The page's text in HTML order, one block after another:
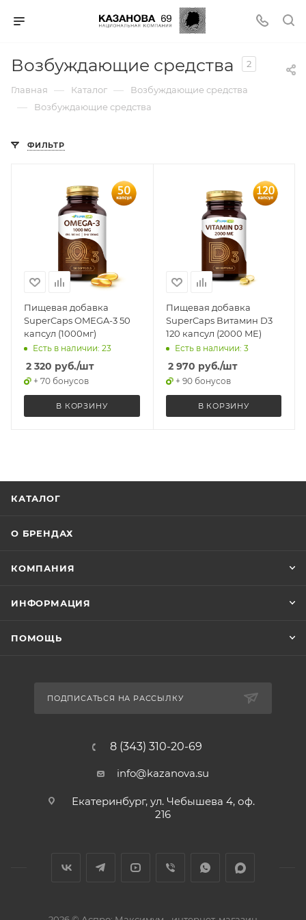
Возбуждающие средства 2
Главная — Каталог — Возбуждающие средства
— Возбуждающие средства
ФИЛЬТР
Пищевая добавка
SuperCaps OMEGA-3 50
капсул (1000мг)
Есть в наличии: 23
2 320 руб./шт
+ 70 бонусов
В КОРЗИНУ
Пищевая добавка
SuperCaps Витамин D3
120 капсул (2000 ME)
Есть в наличии: 3
2 970 руб./шт
+ 90 бонусов
В КОРЗИНУ
КАТАЛОГ
О БРЕНДАХ
КОМПАНИЯ
ИНФОРМАЦИЯ
ПОМОЩЬ
ПОДПИСАТЬСЯ НА РАССЫЛКУ
8 (343) 310-20-69
info@kazanova.su
Екатеринбург, ул. Чебышева 4, оф.
216